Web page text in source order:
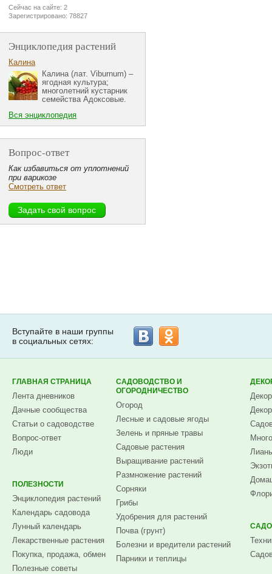
Сейчас на сайте: 2
Зарегистрировано: 78827
Энциклопедия растений
Калина
Калина (лат. Viburnum) –
ягодная культура;
многолетний кустарник
семейства Адоксовые.
Вся энциклопедия
Вопрос-ответ
Как избавиться от уплотнений
при варикозе
Смотреть ответ
Вступайте в наши группы
в социальных сетях:
ГЛАВНАЯ СТРАНИЦА
Лента дневников
Дачные сообщества
Статьи о садоводстве
Вопрос-ответ
Люди
ПОЛЕЗНОСТИ
Энциклопедия растений
Календарь садовода
Лунный календарь
Лекарственные растения
Покупка, продажа, обмен
Полезные советы
САДОВОДСТВО И
ОГОРОДНИЧЕСТВО
Огород
Лесные и садовые ягоды
Зелень и пряные травы
Садовые растения
Выращивание растений
Размножение растений
Сорняки
Грибы
Удобрения для растений
Почва (грунт)
Болезни и вредители растений
Парники и теплицы